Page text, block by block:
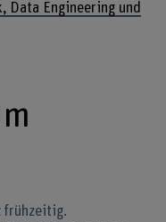
Data Engineering und
frühzeitig.